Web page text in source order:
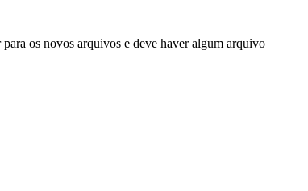
os novos arquivos e deve haver algum arquivo